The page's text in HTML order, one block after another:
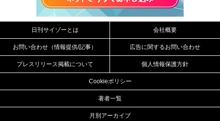
日刊サイゾーとは 会社概要
お問い合わせ（情報提供/記事） 広告に関するお問い合わせ
プレスリリース掲載について 個人情報保護方針
Cookieポリシー
著者一覧
月別アーカイブ